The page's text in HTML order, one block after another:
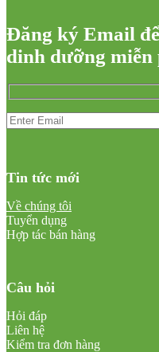
Đăng ký Email
dinh dưỡng miễn
Tin tức mới
Về chúng tôi
Tuyển dụng
Hợp tác bán hàng
Câu hỏi
Hỏi đáp
Liên hệ
Kiểm tra đơn hàng